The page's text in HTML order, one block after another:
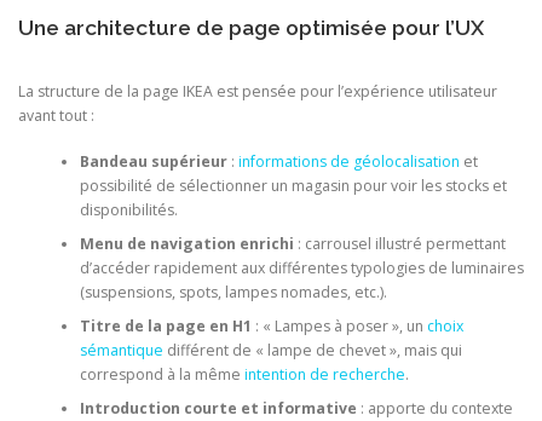
Une architecture de page optimisée pour l’UX
La structure de la page IKEA est pensée pour l’expérience utilisateur
avant tout :
Bandeau supérieur: informations de géolocalisation et
possibilité de sélectionner un magasin pour voir les stocks et
disponibilités.
Menu de navigation enrichi : carrousel illustré permettant
d’accéder rapidement aux différentes typologies de luminaires
(suspensions, spots, lampes nomades, etc.).
Titre de la page en H1 : « Lampes à poser », un choix
sémantique différent de « lampe de chevet », mais qui
correspond à la même intention de recherche.
Introduction courte et informative : apporte du contexte